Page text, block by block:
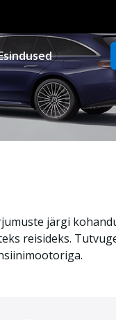
järgi
reisideks.